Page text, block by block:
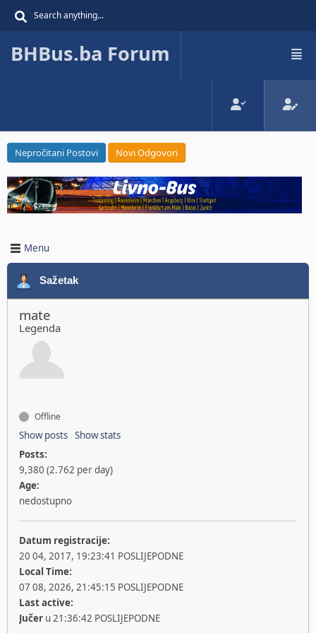
BHBus.ba Forum
Nepročitani Postovi Novi Odgovori
Menu
Sažetak
mate
Legenda
Offline
Show posts Show stats
Posts:
9,380 (2.762 per day)
Age:
nedostupno
Datum registracije:
20 04, 2017, 19:23:41 POSLIJEPODNE
Local Time:
07 08, 2026, 21:45:15 POSLIJEPODNE
Last active:
Jučer u 21:36:42 POSLIJEPODNE